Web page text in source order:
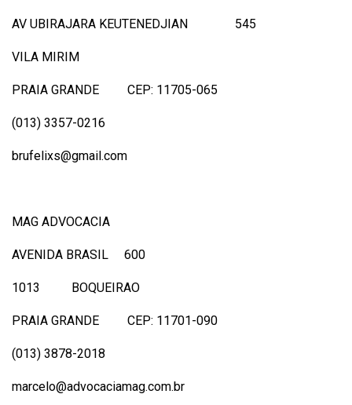
AV UBIRAJARA KEUTENEDJIAN 545
VILA MIRIM
PRAIA GRANDE CEP: 11705-065
(013) 3357-0216
brufelixs@gmail.com
MAG ADVOCACIA
AVENIDA BRASIL 600
1013 BOQUEIRAO
PRAIA GRANDE CEP: 11701-090
(013) 3878-2018
marcelo@advocaciamag.com.br